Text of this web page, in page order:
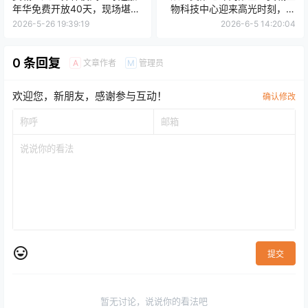
年华免费开放40天，现场堪比
“世界杯版迪士尼”！周边道路
2026-5-26 19:39:19
物科技中心迎来高光时刻，礼
来、强生疯狂加码
2026-6-5 14:20:04
0 条回复 A 文章作者 M 管理员
欢迎您，新朋友，感谢参与互动！ 确认修改
提交
暂无讨论，说说你的看法吧